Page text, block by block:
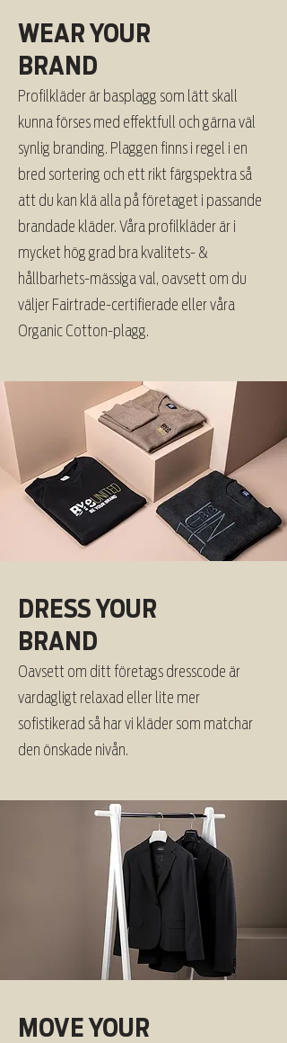
WEAR YOUR
BRAND
Profilkläder är basplagg som lätt skall
kunna förses med effektfull och gärna väl
synlig branding. Plaggen finns i regel i en
bred sortering och ett rikt färgspektra så
att du kan klä alla på företaget i passande
brandade kläder. Våra profilkläder är i
mycket hög grad bra kvalitets- &
hållbarhets-mässiga val, oavsett om du
väljer Fairtrade-certifierade eller våra
Organic Cotton-plagg.
DRESS YOUR
BRAND
Oavsett om ditt företags dresscode är
vardagligt relaxad eller lite mer
sofistikerad så har vi kläder som matchar
den önskade nivån.
MOVE YOUR